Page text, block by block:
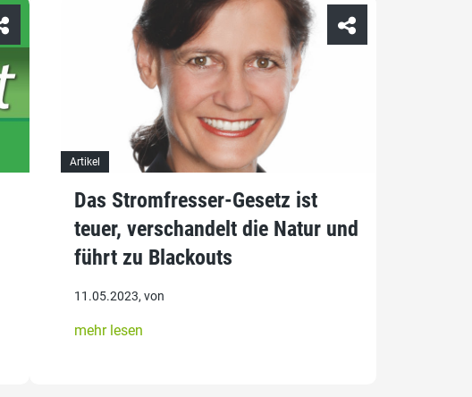
Artikel
Das Stromfresser-Gesetz ist
teuer, verschandelt die Natur und
führt zu Blackouts
11.05.2023, von
mehr lesen